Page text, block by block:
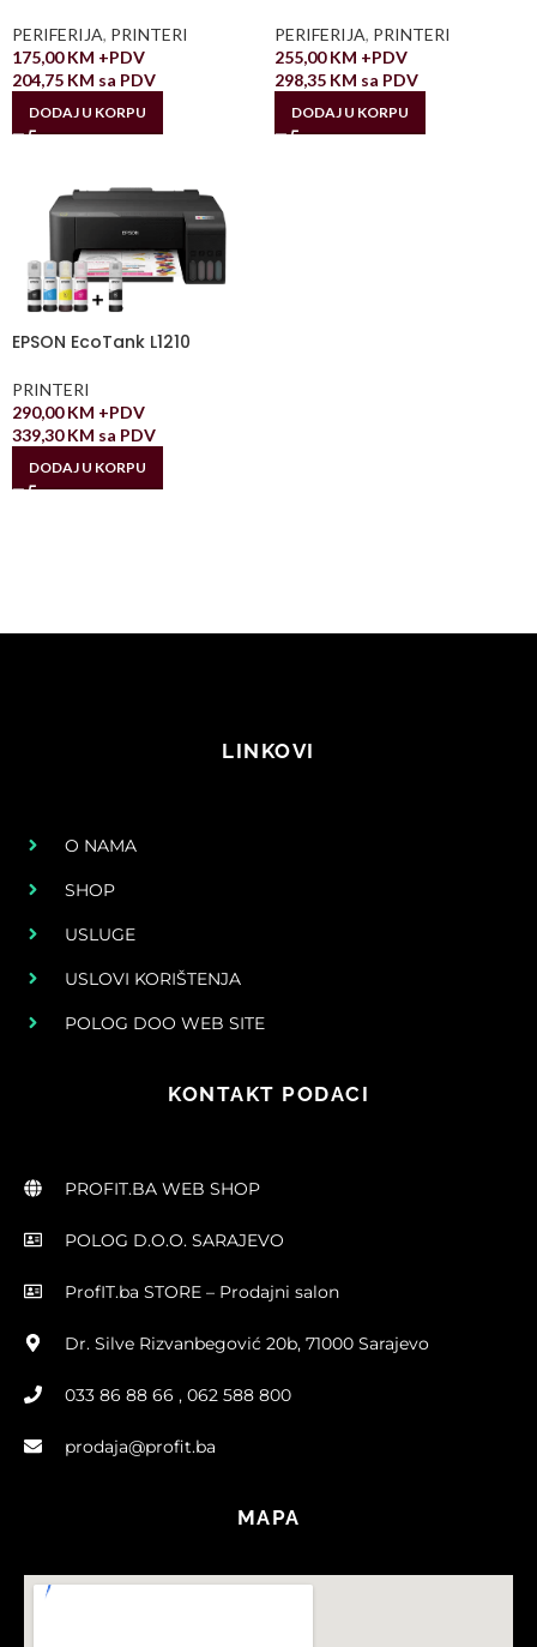
PERIFERIJA, PRINTERI
175,00KM +PDV
204,75 KM sa PDV
DODAJ U KORPU
PERIFERIJA, PRINTERI
255,00KM +PDV
298,35 KM sa PDV
DODAJ U KORPU
EPSON EcoTank L1210
PRINTERI
290,00KM +PDV
339,30KM sa PDV
DODAJ U KORPU
LINKOVI
O NAMA
SHOP
USLUGE
USLOVI KORIŠTENJA
POLOG DOO WEB SITE
KONTAKT PODACI
PROFIT.BA WEB SHOP
POLOG D.O.O. SARAJEVO
ProfIT.ba STORE – Prodajni salon
Dr. Silve Rizvanbegović 20b, 71000 Sarajevo
033 86 88 66 , 062 588 800
prodaja@profit.ba
MAPA